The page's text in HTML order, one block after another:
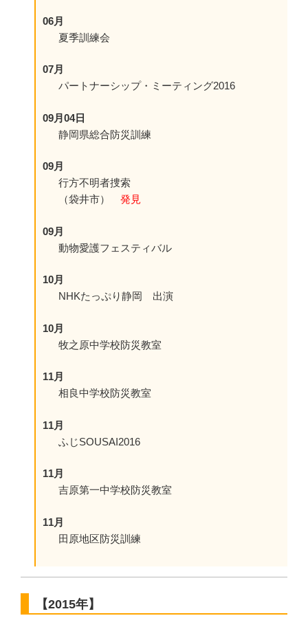
06月
夏季訓練会
07月
パートナーシップ・ミーティング2016
09月04日
静岡県総合防災訓練
09月
行方不明者捜索
（袋井市） 発見
09月
動物愛護フェスティバル
10月
NHKたっぷり静岡 出演
10月
牧之原中学校防災教室
11月
相良中学校防災教室
11月
ふじSOUSAI2016
11月
吉原第一中学校防災教室
11月
田原地区防災訓練
【2015年】